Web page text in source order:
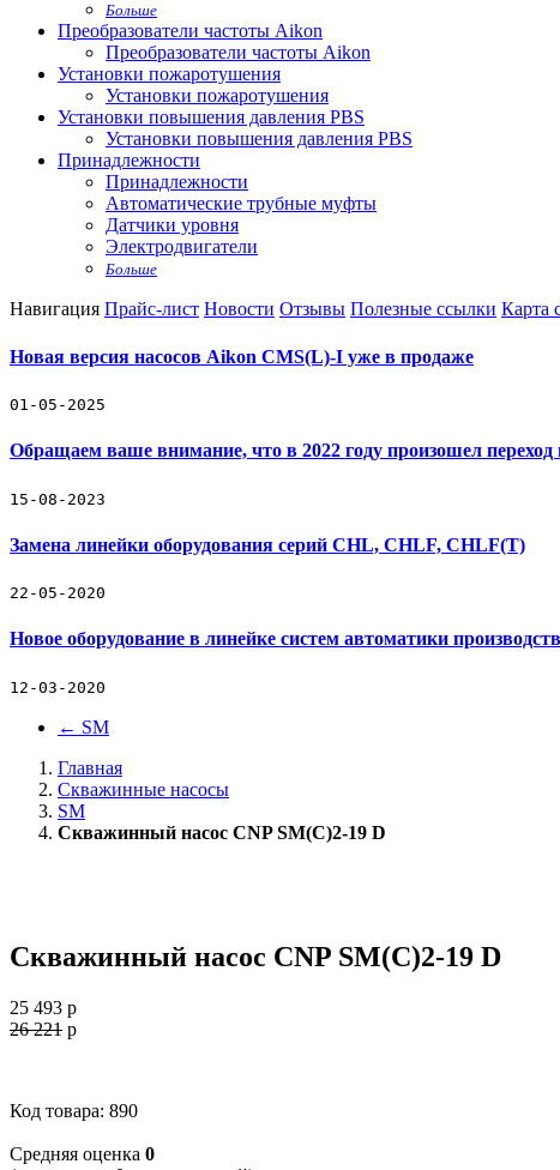
Больше
Преобразователи частоты Aikon
Преобразователи частоты Aikon
Установки пожаротушения
Установки пожаротушения
Установки повышения давления PBS
Установки повышения давления PBS
Принадлежности
Принадлежности
Автоматические трубные муфты
Датчики уровня
Электродвигатели
Больше
Навигация Прайс-лист Новости Отзывы Полезные ссылки Карта
Новая версия насосов Aikon CMS(L)-I уже в продаже
01-05-2025
Обращаем ваше внимание, что в 2022 году произошел
15-08-2023
Замена линейки оборудования серий CHL, CHLF, CHLF(T)
22-05-2020
Новое оборудование в линейке систем автоматики
12-03-2020
← SM
Главная
Скважинные насосы
SM
Скважинный насос CNP SM(C)2-19 D
Скважинный насос CNP SM(C)2-19 D
25 493 p
26 221 p
Код товара: 890
Cредняя оценка 0